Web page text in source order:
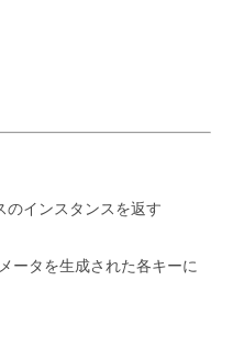
のインスタンスを返す
ータを生成された各キーに